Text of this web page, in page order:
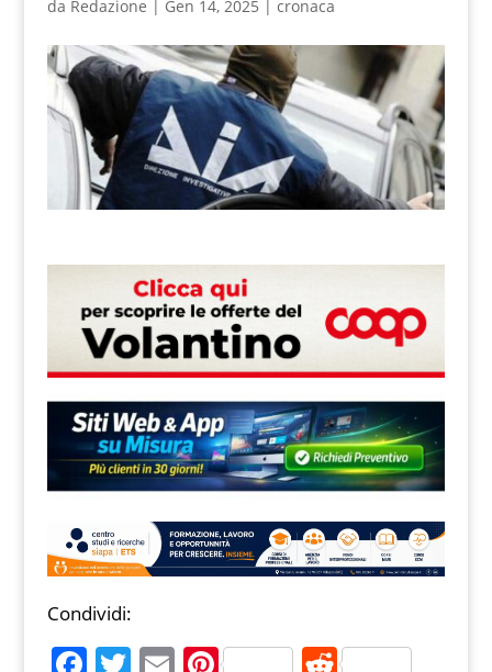
da Redazione | Gen 14, 2025 | cronaca
Condividi: